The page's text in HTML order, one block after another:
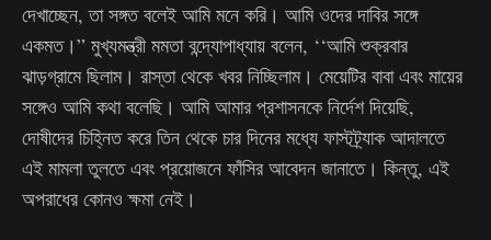
দেখাচ্ছেন, তা সঙ্গত বলেই আমি মনে করি। আমি ওদের দাবির সঙ্গে
একমত।” মুখ্যমন্ত্রী মমতা বন্দ্যোপাধ্যায় বলেন, ‘‘আমি শুক্রবার
ঝাড়গ্রামে ছিলাম। রাস্তা থেকে খবর নিচ্ছিলাম। মেয়েটির বাবা এবং মায়ের
সঙ্গেও আমি কথা বলেছি। আমি আমার প্রশাসনকে নির্দেশ দিয়েছি,
দোষীদের চিহ্নিত করে তিন থেকে চার দিনের মধ্যে ফাস্টট্র্যাক আদালতে
এই মামলা তুলতে এবং প্রয়োজনে ফাঁসির আবেদন জানাতে। কিন্তু, এই
অপরাধের কোনও ক্ষমা নেই।